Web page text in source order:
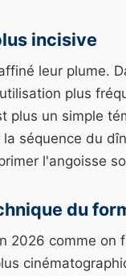
incisive
leur plume.
plus
plus un simple
séquence du
l'angoisse
du
2026 comme on